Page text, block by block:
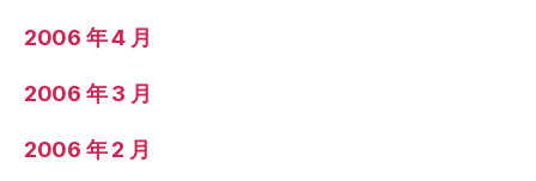
2006 年 4 月
2006 年 3 月
2006 年 2 月